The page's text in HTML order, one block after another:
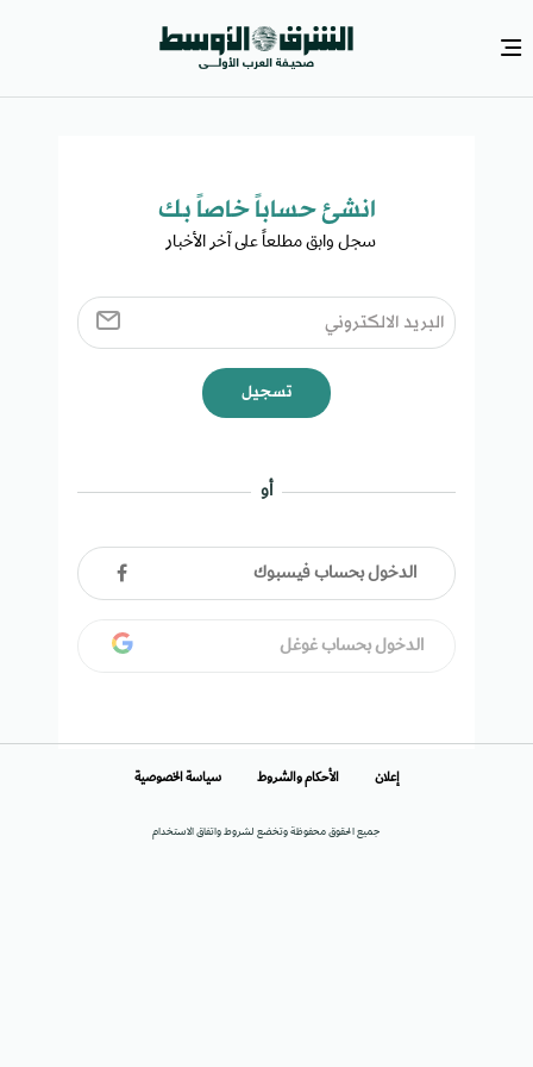
انشئ حساباً خاصاً بك​
سجل وابق مطلعاً على آخر الأخبار ​
تسجيل
أو
الدخول بحساب فيسبوك
الدخول بحساب غوغل
جميع الحقوق محفوظة وتخضع لشروط واتفاق الاستخدام
إعلان الأحكام والشروط سياسة الخصوصية